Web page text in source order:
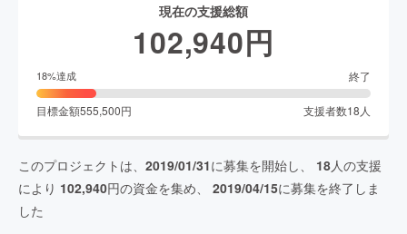
現在の支援総額
102,940円
18%達成 終了
目標金額555,500円 支援者数18 人
このプロジェクトは、 2019/01/31に募集を開始し、 18人の支援
により 102,940円の資金を集め、 2019/04/15に募集を終了しま
した